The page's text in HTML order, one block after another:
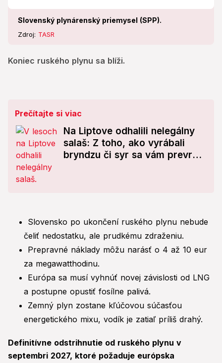
Slovenský plynárenský priemysel (SPP).
Zdroj: TASR
Koniec ruského plynu sa blíži.
Prečítajte si viac
Na Liptove odhalili nelegálny
salaš: Z toho, ako vyrábali
bryndzu či syr sa vám prevráti
Slovensko po ukončení ruského plynu nebude
čeliť nedostatku, ale prudkému zdraženiu.
Prepravné náklady môžu narásť o 4 až 10 eur
za megawatthodinu.
Európa sa musí vyhnúť novej závislosti od LNG
a postupne opustiť fosílne palivá.
Zemný plyn zostane kľúčovou súčasťou
energetického mixu, vodík je zatiaľ príliš drahý.
Definitívne odstrihnutie od ruského plynu v
septembri 2027, ktoré požaduje európska